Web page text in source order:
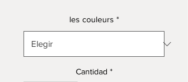
les couleurs *
Cantidad *